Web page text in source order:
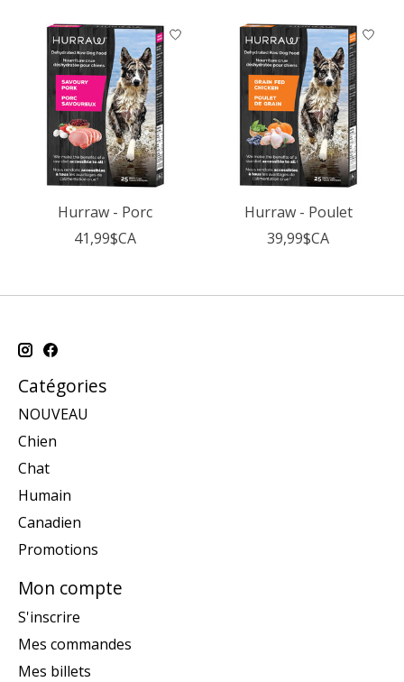
Hurraw - Porc
41,99$CA
Hurraw - Poulet
39,99$CA
Catégories
NOUVEAU
Chien
Chat
Humain
Canadien
Promotions
Mon compte
S'inscrire
Mes commandes
Mes billets